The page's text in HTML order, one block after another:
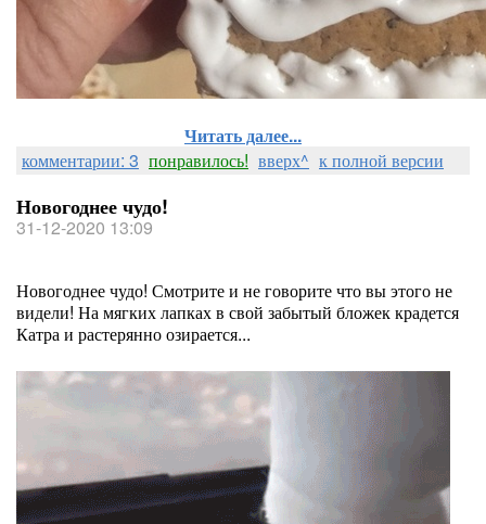
Читать далее...
комментарии: 3 понравилось! вверх^ к полной версии
Новогоднее чудо!
31-12-2020 13:09
Новогоднее чудо! Смотрите и не говорите что вы этого не
видели! На мягких лапках в свой забытый бложек крадется
Катра и растерянно озирается...